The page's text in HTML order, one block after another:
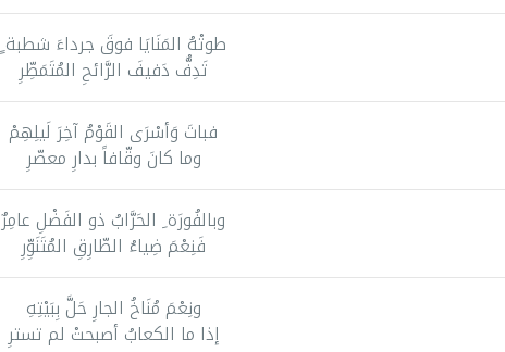
طوتْهُ المَنَايَا فوقَ جرداءَ شطبة ٍ
تَدِفُّ دَفيفَ الرَّائحِ المُتَمَطِّرِ
فباتَ وَأسْرَى القَوْمُ آخِرَ لَيلِهِمْ
وما كانَ وقّافاً بدارِ معصّرِ
وبالفُورَة ِ الحَرَّابُ ذو الفَضْلِ عامِرٌ
فَنِعْمَ ضِياءُ الطّارِقِ المُتَنَوِّرِ
ونِعْمَ مُنَاخُ الجارِ حَلَّ بِبَيْتِهِ
إذا ما الكعابُ أصبحتْ لم تسترِ